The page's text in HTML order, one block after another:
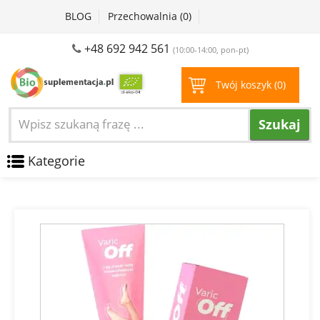
BLOG Przechowalnia (0)
+48 692 942 561 (10:00-14:00, pon-pt)
Twój koszyk (0)
Szukaj
Kategorie